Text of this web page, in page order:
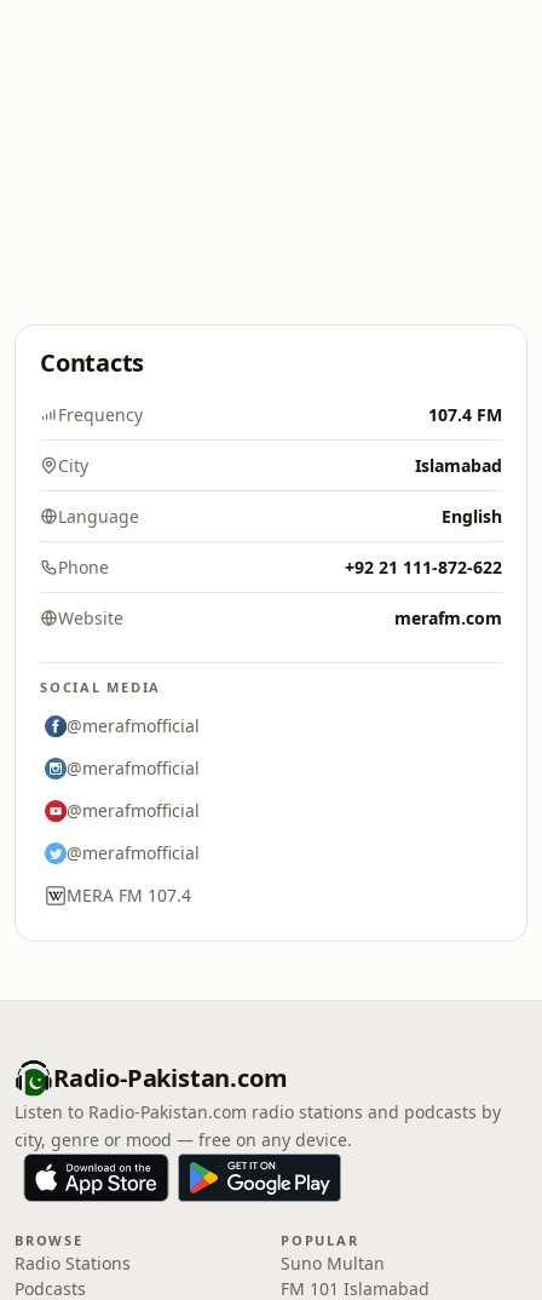
Contacts
Frequency 107.4 FM
City Islamabad
Language English
Phone +92 21 111-872-622
Website merafm.com
SOCIAL MEDIA
@merafmofficial
@merafmofficial
@merafmofficial
@merafmofficial
MERA FM 107.4
Radio-Pakistan.com
Listen to Radio-Pakistan.com radio stations and podcasts by
city, genre or mood — free on any device.
BROWSE
Radio Stations
Podcasts
POPULAR
Suno Multan
FM 101 Islamabad